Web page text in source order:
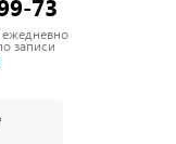
73
ежедневно
записи